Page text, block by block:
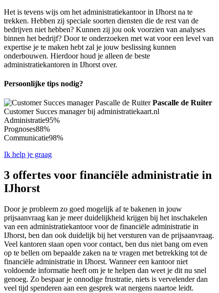
Het is tevens wijs om het administratiekantoor in IJhorst na te
trekken. Hebben zij speciale soorten diensten die de rest van de
bedrijven niet hebben? Kunnen zij jou ook voorzien van analyses
binnen het bedrijf? Door te onderzoeken met wat voor een level van
expertise je te maken hebt zal je jouw beslissing kunnen
onderbouwen. Hierdoor houd je alleen de beste
administratiekantoren in IJhorst over.
Persoonlijke tips nodig?
Pascalle de Ruiter
Customer Succes manager bij administratiekaart.nl
Administratie95%
Prognoses88%
Communicatie98%
Ik help je graag
3 offertes voor financiële administratie in
IJhorst
Door je probleem zo goed mogelijk af te bakenen in jouw
prijsaanvraag kan je meer duidelijkheid krijgen bij het inschakelen
van een administratiekantoor voor de financiële administratie in
IJhorst, ben dan ook duidelijk bij het versturen van de prijsaanvraag.
Veel kantoren staan open voor contact, ben dus niet bang om even
op te bellen om bepaalde zaken na te vragen met betrekking tot de
financiële administratie in IJhorst. Wanneer een kantoor niet
voldoende informatie heeft om je te helpen dan weet je dit nu snel
genoeg. Zo bespaar je onnodige frustratie, niets is vervelender dan
veel tijd spenderen aan een gesprek wat nergens naartoe leidt.